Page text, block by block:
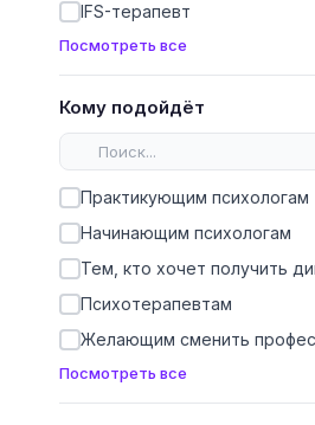
IFS-терапевт
Посмотреть все
Кому подойдёт
Практикующим психологам
Начинающим психологам
Психотерапевтам
Желающим сменить
Посмотреть все